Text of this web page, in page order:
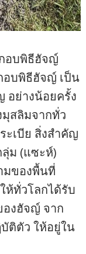
อบพิธีฮัจญ์
อบพิธีฮัจญ์ เป็น
อย่างน้อยครั้ง
สลิมจากทั่ว
ะเบีย สิ่งสำคัญ
ม (แซะห์)
มของพื้นที่
ห้ทั่วโลกได้รับ
งฮัจญ์ จาก
ติตัว ให้อยู่ใน